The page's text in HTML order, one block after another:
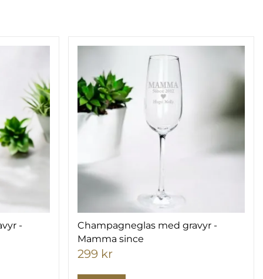
-
Champagneglas med gravyr -
Mamma since
299 kr